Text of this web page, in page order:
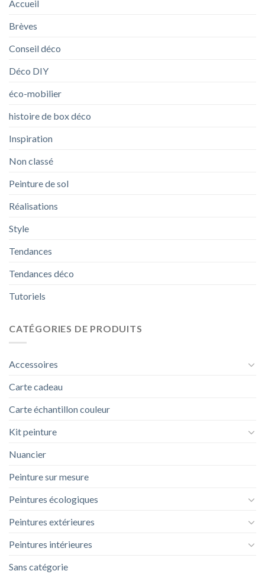
Accueil
Brèves
Conseil déco
Déco DIY
éco-mobilier
histoire de box déco
Inspiration
Non classé
Peinture de sol
Réalisations
Style
Tendances
Tendances déco
Tutoriels
CATÉGORIES DE PRODUITS
Accessoires
Carte cadeau
Carte échantillon couleur
Kit peinture
Nuancier
Peinture sur mesure
Peintures écologiques
Peintures extérieures
Peintures intérieures
Sans catégorie